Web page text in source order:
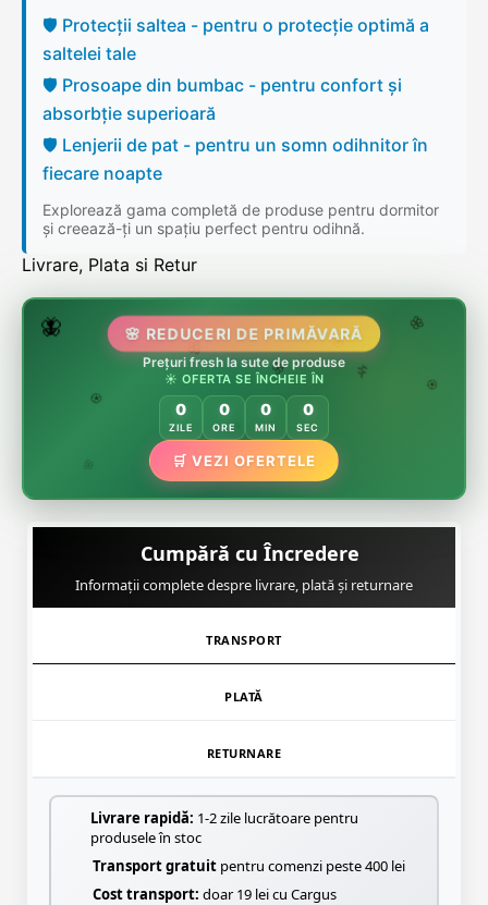
🛡️ Protecții saltea - pentru o protecție optimă a
saltelei tale
🛡️ Prosoape din bumbac - pentru confort și
absorbție superioară
🛡️ Lenjerii de pat - pentru un somn odihnitor în
fiecare noapte
Explorează gama completă de produse pentru dormitor
și creează-ți un spațiu perfect pentru odihnă.
Livrare, Plata si Retur
🌸
🌸
🏵️
🌷
🦋 🌸 REDUCERI DE PRIMĂVARĂ
Prețuri fresh la sute de produse
☀️ OFERTA SE ÎNCHEIE ÎN
0
ZILE
0
ORE
0
MIN
0
SEC
🛒 VEZI OFERTELE
Cumpără cu Încredere
Informații complete despre livrare, plată și returnare
TRANSPORT
PLATĂ
RETURNARE
Livrare rapidă: 1-2 zile lucrătoare pentru
produsele în stoc
Transport gratuit pentru comenzi peste 400 lei
Cost transport: doar 19 lei cu Cargus